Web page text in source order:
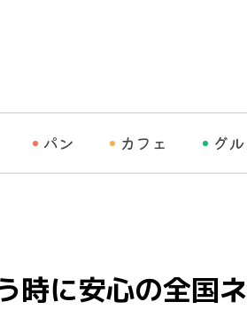
パン カフェ グ
時に安心の全国